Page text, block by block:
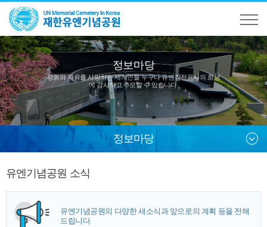
정보마당
평화와 자유를 사랑하는 세계인들 누구나유엔참전용사의 희생
에 감사하고 추모할 수 있습니다.
정보마당
유엔기념공원 소식
유엔기념공원의 다양한 새소식과 앞으로의 계획 등을 전해
드립니다.